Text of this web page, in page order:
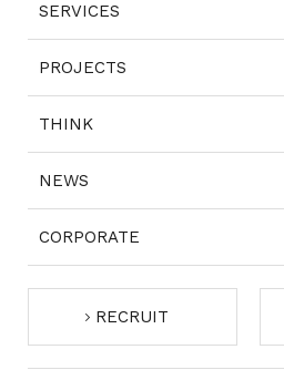
SERVICES
PROJECTS
THINK
NEWS
CORPORATE
RECRUIT